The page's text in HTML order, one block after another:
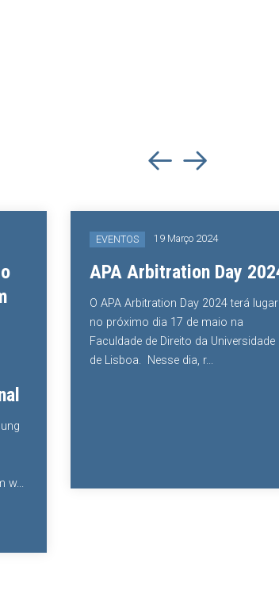
EVENTOS 19 Março 2024
APA Arbitration Day 2024
O APA Arbitration Day 2024 terá lugar
no próximo dia 17 de maio na
Faculdade de Direito da Universidade
de Lisboa. Nesse dia, r...